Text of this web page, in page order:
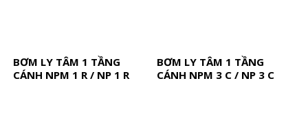
BƠM LY TÂM 1 TẦNG
CÁNH NPM 1 R / NP 1 R
BƠM LY TÂM 1 TẦNG
CÁNH NPM 3 C / NP 3 C